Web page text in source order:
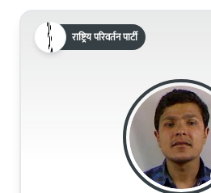
राष्ट्रिय परिवर्तन पार्टी